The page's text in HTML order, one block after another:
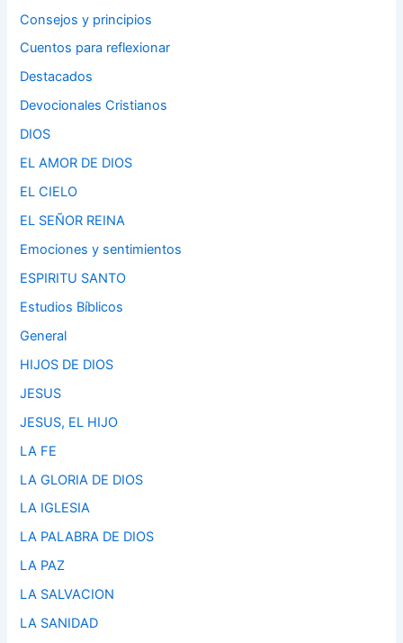
Consejos y principios
Cuentos para reflexionar
Destacados
Devocionales Cristianos
DIOS
EL AMOR DE DIOS
EL CIELO
EL SEÑOR REINA
Emociones y sentimientos
ESPIRITU SANTO
Estudios Bíblicos
General
HIJOS DE DIOS
JESUS
JESUS, EL HIJO
LA FE
LA GLORIA DE DIOS
LA IGLESIA
LA PALABRA DE DIOS
LA PAZ
LA SALVACION
LA SANIDAD